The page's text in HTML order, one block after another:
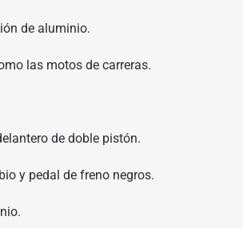
de aluminio.
las motos de carreras.
de doble pistón.
y pedal de freno negros.